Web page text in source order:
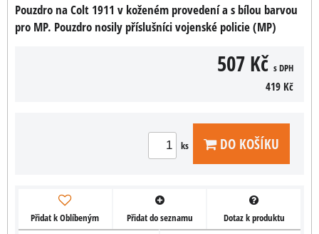
Pouzdro na Colt 1911 v koženém provedení a s bílou barvou
pro MP. Pouzdro nosily příslušníci vojenské policie (MP)
507 Kč s DPH
419 Kč
ks DO KOŠÍKU
Přidat k Oblíbeným Přidat do seznamu Dotaz k produktu